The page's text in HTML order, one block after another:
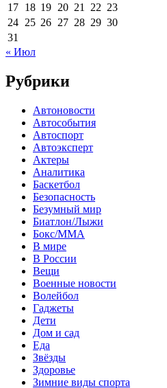
17 18 19 20 21 22 23
24 25 26 27 28 29 30
31
« Июл
Рубрики
Автоновости
Автособытия
Автоспорт
Автоэксперт
Актеры
Аналитика
Баскетбол
Безопасность
Безумный мир
Биатлон/Лыжи
Бокс/MMA
В мире
В России
Вещи
Военные новости
Волейбол
Гаджеты
Дети
Дом и сад
Еда
Звёзды
Здоровье
Зимние виды спорта